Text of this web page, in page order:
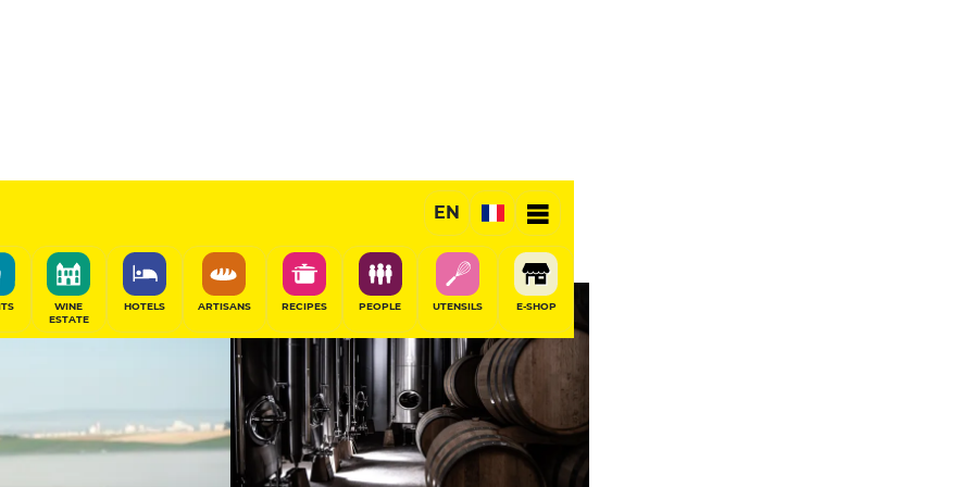
EN
WINE
ESTATE
HOTELS ARTISANS RECIPES PEOPLE UTENSILS E-SHOP
Champagnes